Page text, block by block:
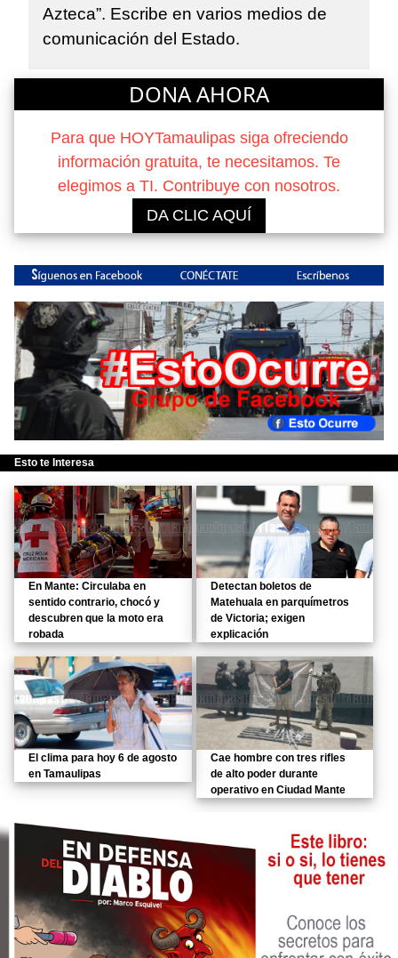
Azteca”. Escribe en varios medios de
comunicación del Estado.
DONA AHORA
Para que HOYTamaulipas siga ofreciendo
información gratuita, te necesitamos. Te
elegimos a TI. Contribuye con nosotros.
DA CLIC AQUÍ
Esto te Interesa
En Mante: Circulaba en
sentido contrario, chocó y
descubren que la moto era
robada
Detectan boletos de
Matehuala en parquímetros
de Victoria; exigen
explicación
El clima para hoy 6 de agosto
en Tamaulipas
Cae hombre con tres rifles
de alto poder durante
operativo en Ciudad Mante